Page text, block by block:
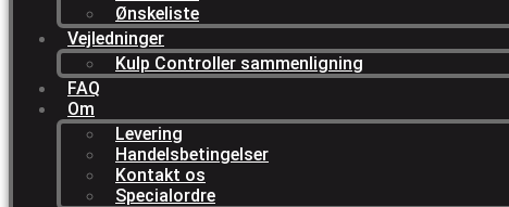
Ønskeliste
Vejledninger
Kulp Controller sammenligning
FAQ
Om
Levering
Handelsbetingelser
Kontakt os
Specialordre